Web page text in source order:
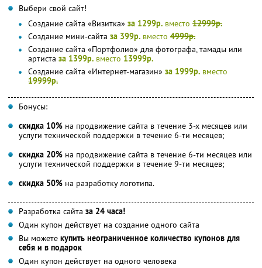
Выбери свой сайт!
Создание сайта «Визитка» за 1299р. вместо 12999р.
Создание мини-сайта за 399р. вместо 4999р.
Создание сайта «Портфолио» для фотографа, тамады или
артиста за 1399р. вместо 13999р.
Создание сайта «Интернет-магазин» за 1999р. вместо
19999р.
Бонусы:
скидка 10% на продвижение сайта в течение 3-х месяцев или
услуги технической поддержки в течение 6-ти месяцев;
скидка 20% на продвижение сайта в течение 6-ти месяцев или
услуги технической поддержки в течение 9-ти месяцев;
скидка 50% на разработку логотипа.
Разработка сайта за 24 часа!
Один купон действует на создание одного сайта
Вы можете купить неограниченное количество купонов для
себя и в подарок
Один купон действует на одного человека